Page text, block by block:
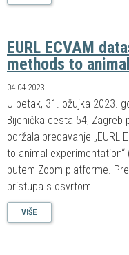
EURL ECVAM
methods to
04.04.2023.
U petak, 31. ožujka 2023.
Bijenička cesta 54, Zagreb
održala predavanje „EURL
to animal
putem Zoom platforme.
pristupa s osvrtom ...
VIŠE